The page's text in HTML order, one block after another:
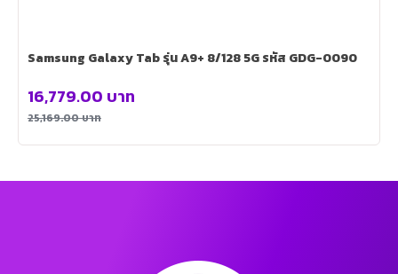
Samsung Galaxy Tab รุ่น A9+ 8/128 5G รหัส GDG-0090
25,169.00บาท
16,779.00 บาท